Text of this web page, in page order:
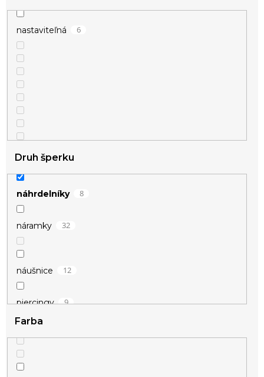
v
nastaviteľná 6
40 – 49 cm
50 – 59 cm 6
70 – 79 cm
Druh šperku
náhrdelníky 8
náramky 32
náušnice 12
piercingy 9
Farba